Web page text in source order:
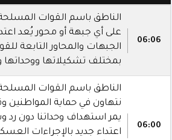
06:06
الناطق باسم القوات
على أي جبهة أو محور يُعد
الجبهات والمحاور التابعة
بمختلف تشكيلاتها ووحداتها
06:00
الناطق باسم القوات
نتهاون في حماية المواطنين
يمر استهداف وحداتنا دون
اعتداء جديد بالإجراءات